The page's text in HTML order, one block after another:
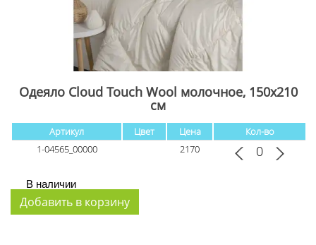
Одеяло Cloud Touch Wool молочное, 150x210
см
Артикул Цвет Цена
Кол-во
1-04565_00000
2170
В наличии